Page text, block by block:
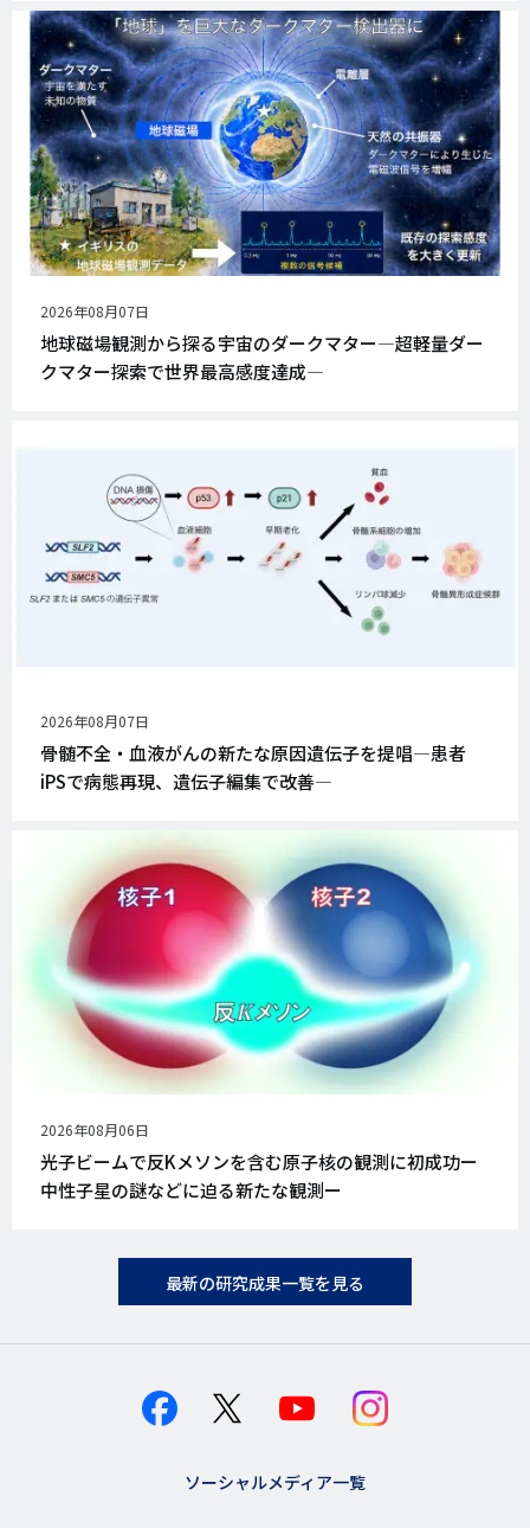
公
開
日
2026年08月07日
地球磁場観測から探る宇宙のダークマター―超軽量ダー
クマター探索で世界最高感度達成―
公
開
日
2026年08月07日
骨髄不全・血液がんの新たな原因遺伝子を提唱―患者
iPSで病態再現、遺伝子編集で改善―
公
開
日
2026年08月06日
光子ビームで反Kメソンを含む原子核の観測に初成功ー
中性子星の謎などに迫る新たな観測ー
最新の研究成果一覧を見る
ソーシャルメディア一覧